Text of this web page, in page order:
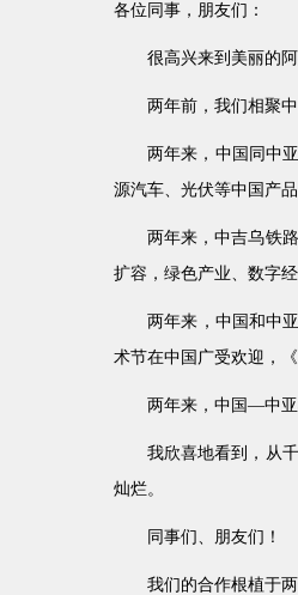
各位同事，朋友们：
很高兴来到美丽的
两年前，我们相聚
两年来，中国同中
源汽车、光伏等中国产
两年来，中吉乌铁
扩容，绿色产业、数字
两年来，中国和中
术节在中国广受欢迎，
两年来，中国—中亚
我欣喜地看到，从
灿烂。
同事们、朋友们！
我们的合作根植于